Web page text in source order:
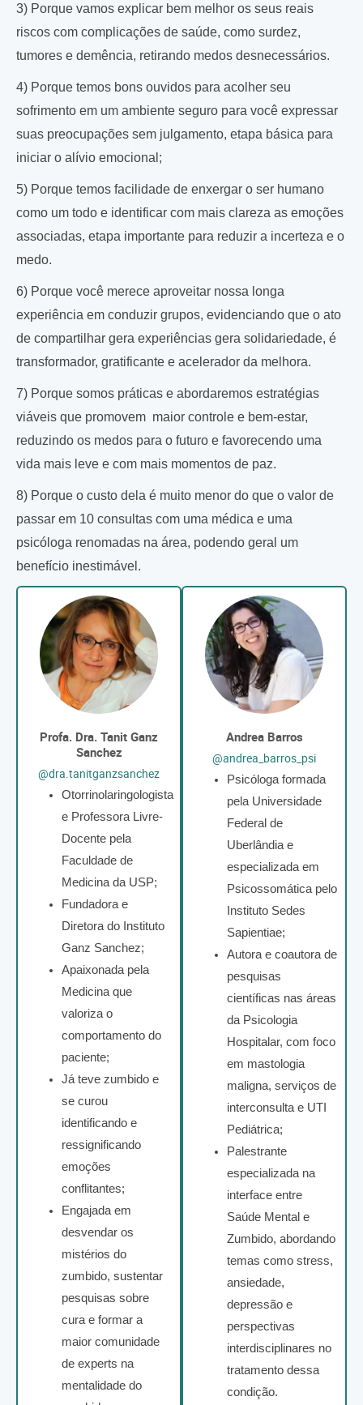
3) Porque vamos explicar bem melhor os seus reais
riscos com complicações de saúde, como surdez,
tumores e demência, retirando medos desnecessários.
4) Porque temos bons ouvidos para acolher seu
sofrimento em um ambiente seguro para você expressar
suas preocupações sem julgamento, etapa básica para
iniciar o alívio emocional;
5) Porque temos facilidade de enxergar o ser humano
como um todo e identificar com mais clareza as emoções
associadas, etapa importante para reduzir a incerteza e o
medo.
6) Porque você merece aproveitar nossa longa
experiência em conduzir grupos, evidenciando que o ato
de compartilhar gera experiências gera solidariedade, é
transformador, gratificante e acelerador da melhora.
7) Porque somos práticas e abordaremos estratégias
viáveis que promovem maior controle e bem-estar,
reduzindo os medos para o futuro e favorecendo uma
vida mais leve e com mais momentos de paz.
8) Porque o custo dela é muito menor do que o valor de
passar em 10 consultas com uma médica e uma
psicóloga renomadas na área, podendo geral um
benefício inestimável.
Profa. Dra. Tanit Ganz
Sanchez
@dra.tanitganzsanchez
Otorrinolaringologista
e Professora Livre-
Docente pela
Faculdade de
Medicina da USP;
Fundadora e
Diretora do Instituto
Ganz Sanchez;
Apaixonada pela
Medicina que
valoriza o
comportamento do
paciente;
Já teve zumbido e
se curou
identificando e
ressignificando
emoções
conflitantes;
Engajada em
desvendar os
mistérios do
zumbido, sustentar
pesquisas sobre
cura e formar a
maior comunidade
de experts na
mentalidade do
Andrea Barros
@andrea_barros_psi
Psicóloga formada
pela Universidade
Federal de
Uberlândia e
especializada em
Psicossomática pelo
Instituto Sedes
Sapientiae;
Autora e coautora de
pesquisas
científicas nas áreas
da Psicologia
Hospitalar, com foco
em mastologia
maligna, serviços de
interconsulta e UTI
Pediátrica;
Palestrante
especializada na
interface entre
Saúde Mental e
Zumbido, abordando
temas como stress,
ansiedade,
depressão e
perspectivas
interdisciplinares no
tratamento dessa
condição.